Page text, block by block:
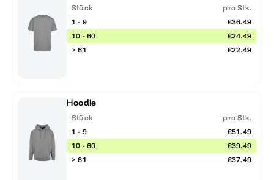
Stück
pro Stk.
1 - 9
€36.49
10 - 60
€24.49
> 61
€22.49
Hoodie
Stück
pro Stk.
1 - 9
€51.49
10 - 60
€39.49
> 61
€37.49